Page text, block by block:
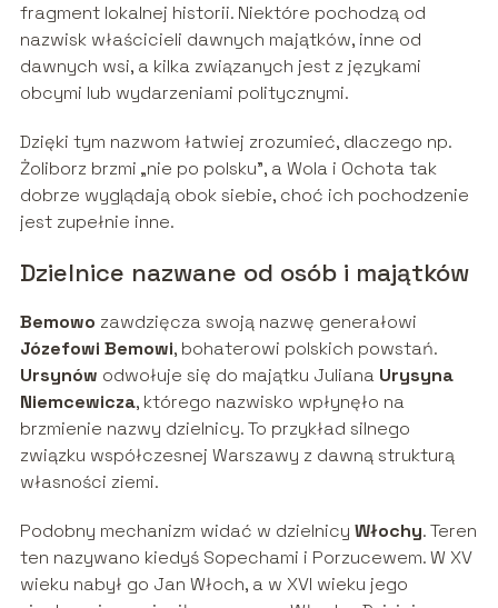
fragment lokalnej historii. Niektóre pochodzą od
nazwisk właścicieli dawnych majątków, inne od
dawnych wsi, a kilka związanych jest z językami
obcymi lub wydarzeniami politycznymi.
Dzięki tym nazwom łatwiej zrozumieć, dlaczego np.
Żoliborz brzmi „nie po polsku”, a Wola i Ochota tak
dobrze wyglądają obok siebie, choć ich pochodzenie
jest zupełnie inne.
Dzielnice nazwane od osób i majątków
Bemowo zawdzięcza swoją nazwę generałowi
Józefowi Bemowi, bohaterowi polskich powstań.
Ursynów odwołuje się do majątku Juliana Urysyna
Niemcewicza, którego nazwisko wpłynęło na
brzmienie nazwy dzielnicy. To przykład silnego
związku współczesnej Warszawy z dawną strukturą
własności ziemi.
Podobny mechanizm widać w dzielnicy Włochy. Teren
ten nazywano kiedyś Sopechami i Porzucewem. W XV
wieku nabył go Jan Włoch, a w XVI wieku jego